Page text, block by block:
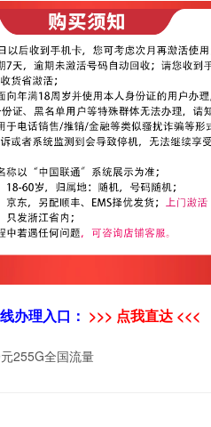
办理入口： >>> 点我直达 <<<
255G全国流量